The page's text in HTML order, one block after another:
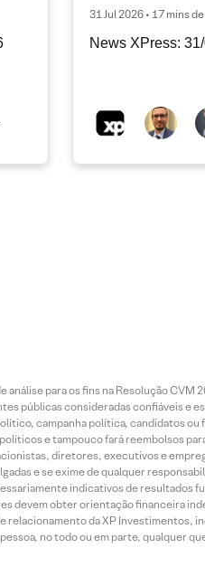
31 Jul 2026 • 17 mins
News XPress:
análise para os fins na Resolução CVM
públicas consideradas confiáveis e
campanha política, candidatos
e tampouco fará reembolsos
diretores, executivos e
e se exime de qualquer
indicativos de resultados
devem obter orientação financeira
relacionamento da XP Investimentos,
no todo ou em parte, qualquer